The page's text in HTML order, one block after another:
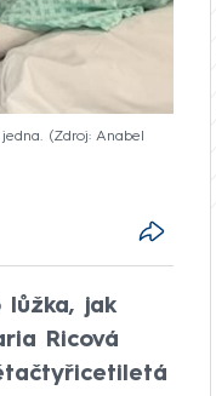
Zdroj: Anabel
lůžka, jak
Ricová